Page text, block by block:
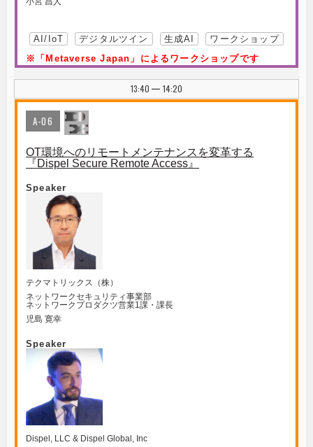
AI/IoT デジタルツイン 生成AI
ワークショップ
※「Metaverse Japan」によるワークショップです
13:40 | 14:20
A-06
OT環境へのリモートメンテナンスを変革する
『Dispel Secure Remote Access』
Speaker
テクマトリックス（株）
ネットワークセキュリティ事業部
ネットワークプロダクツ営業1課・課長
児島 寛幸
Speaker
Dispel, LLC & Dispel Global, Inc